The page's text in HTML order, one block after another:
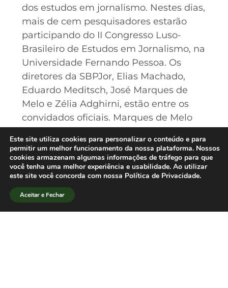
dos estudos em jornalismo. Nestes dias,
mais de cem pesquisadores estarão
participando do II Congresso Luso-
Brasileiro de Estudos em Jornalismo, na
Universidade Fernando Pessoa. Os
diretores da SBPJor, Elias Machado,
Eduardo Meditsch, José Marques de
Melo e Zélia Adghirni, estão entre os
convidados oficiais. Marques de Melo
abertura. O congresso é organizado
pelo sócio da SBPJor, o professor Jorge
Pedro Sousa.[/lang_pt]
Este site utiliza cookies para personalizar o conteúdo e para
permitir um melhor funcionamento da nossa plataforma. Nossos
cookies armazenam algumas informações de tráfego para que
você tenha uma melhor experiência e usabilidade. Ao utilizar
este site você concorda com nossa Política de Privacidade.
Aceitar e Fechar